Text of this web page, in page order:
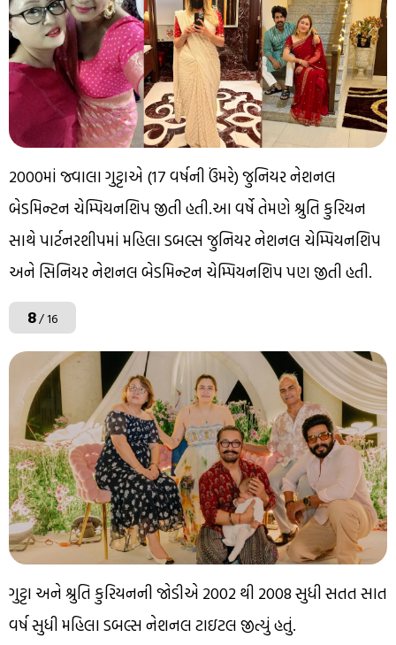
2000માં જ્વાલા ગુટ્ટાએ (17 વર્ષની ઉંમરે) જુનિયર નેશનલ
બેડમિન્ટન ચેમ્પિયનશિપ જીતી હતી.આ વર્ષે તેમણે શ્રુતિ કુરિયન
સાથે પાર્ટનરશીપમાં મહિલા ડબલ્સ જુનિયર નેશનલ ચેમ્પિયનશિપ
અને સિનિયર નેશનલ બેડમિન્ટન ચેમ્પિયનશિપ પણ જીતી હતી.
8/ 16
ગુટ્ટા અને શ્રુતિ કુરિયનની જોડીએ 2002 થી 2008 સુધી સતત સાત
વર્ષ સુધી મહિલા ડબલ્સ નેશનલ ટાઇટલ જીત્યું હતું.